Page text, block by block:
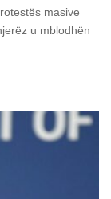
masive
u mblodhën